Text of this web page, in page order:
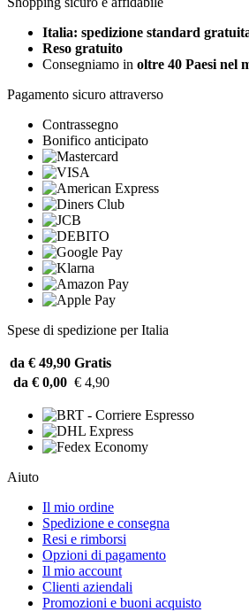
Italia: spedizione standard
Reso gratuito
Consegniamo in oltre 40 Paesi nel
Pagamento sicuro attraverso
Contrassegno
Bonifico anticipato
Spese di spedizione per Italia
da € 49,90 Gratis
da € 0,00 € 4,90
Aiuto
Il mio ordine
Spedizione e consegna
Resi e rimborsi
Opzioni di pagamento
Il mio account
Clienti aziendali
Promozioni e buoni acquisto